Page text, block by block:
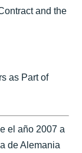
and the
as Part of
el año 2007 a
de Alemania